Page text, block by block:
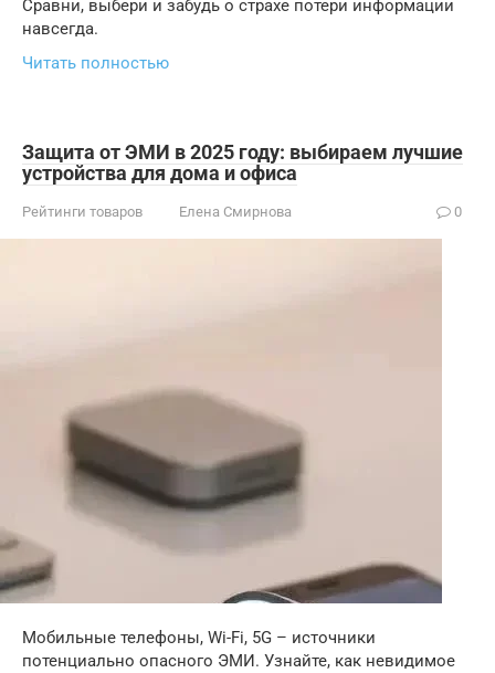
Сравни, выбери и забудь о страхе потери информации
навсегда.
Читать полностью
Защита от ЭМИ в 2025 году: выбираем лучшие
устройства для дома и офиса
Рейтинги товаров Елена Смирнова 0
Мобильные телефоны, Wi-Fi, 5G – источники
потенциально опасного ЭМИ. Узнайте, как невидимое